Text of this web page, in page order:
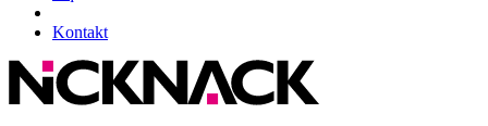
Kontakt